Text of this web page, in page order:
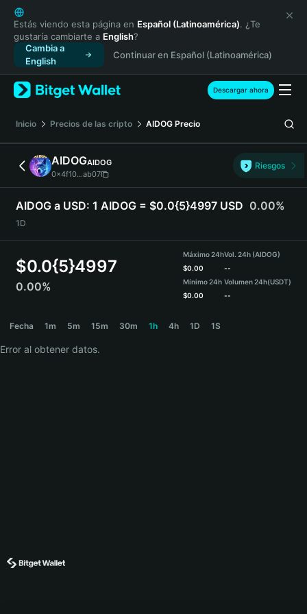
English
日本語
Tiếng Việt
Русский
Español (Latinoamérica)
Türkçe
Français
Deutsch
简体中文
繁體中文
Português (Portugal)
Bahasa Indonesia
ภาษาไทย
हिन्दी
Español
Português (Brasil)
Estás viendo esta página en Español (Latinoamérica). ¿Te
gustaría cambiarte a English?
Cambia a
English
Continuar en Español (Latinoamérica)
Descargar ahora
Inicio Precios de las cripto AIDOG Precio
AIDOGAIDOG
0x4f10...ab07
Riesgos
AIDOG a USD: 1 AIDOG = $0.0{5}4997 USD 0.00%
1D
$0.0{5}4997
0.00%
Máximo 24h
$0.00
Mínimo 24h
$0.00
Vol. 24h (AIDOG)
--
Volumen 24h(USDT)
--
Fecha 1m 5m 15m 30m 1h 4h 1D 1S
Error al obtener datos.